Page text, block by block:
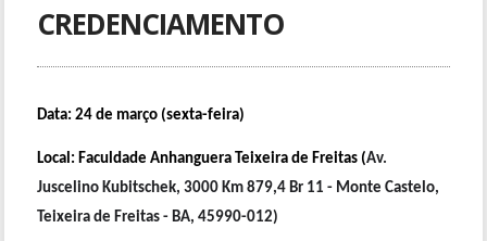
CREDENCIAMENTO
Data: 24 de março (sexta-feira)
Local: Faculdade Anhanguera Teixeira de Freitas (Av.
Juscelino Kubitschek, 3000 Km 879,4 Br 11 - Monte Castelo,
Teixeira de Freitas - BA, 45990-012)